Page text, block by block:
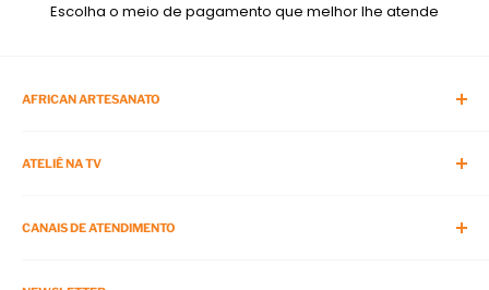
Escolha o meio de pagamento que melhor lhe atende
AFRICAN ARTESANATO
APP da African Artesanato
Cursos Presenciais
ATELIÊ NA TV
Viagens com Artesanato
CANAIS DE ATENDIMENTO